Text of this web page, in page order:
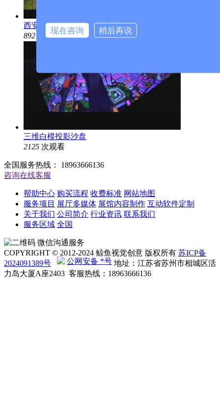
西安浐灞生态区联动规划数字沙盘
892 次观看
三维白模投影沙盘
2125 次观看
全国服务热线：
18963666136
咨询在线客服
帮助中心 购买流程 收费标准 网站地图
服务项目 展厅多媒体 展馆内容制作 互动软件定制
关于我们 公司简介 行业资讯 联系我们
服务区域 全国
微信沟通服务
COPYRIGHT © 2012-2024 鲸鱼视觉创意 版权所有 苏ICP备
2024091389号
公网安备 *号 地址：江苏省苏州市相城区活
力岛大厦A座2403 客服热线：18963666136
现在咨询 稍后再说